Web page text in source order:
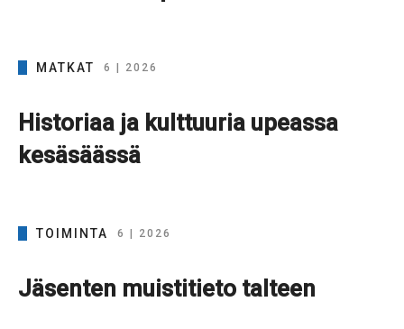
MATKAT 6 | 2026
Historiaa ja kulttuuria upeassa
kesäsäässä
TOIMINTA 6 | 2026
Jäsenten muistitieto talteen